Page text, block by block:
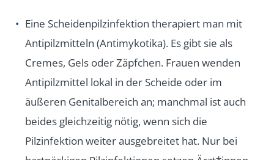
Eine Scheidenpilzinfektion therapiert man mit
Antipilzmitteln (Antimykotika). Es gibt sie als
Cremes, Gels oder Zäpfchen. Frauen wenden
Antipilzmittel lokal in der Scheide oder im
äußeren Genitalbereich an; manchmal ist auch
beides gleichzeitig nötig, wenn sich die
Pilzinfektion weiter ausgebreitet hat. Nur bei